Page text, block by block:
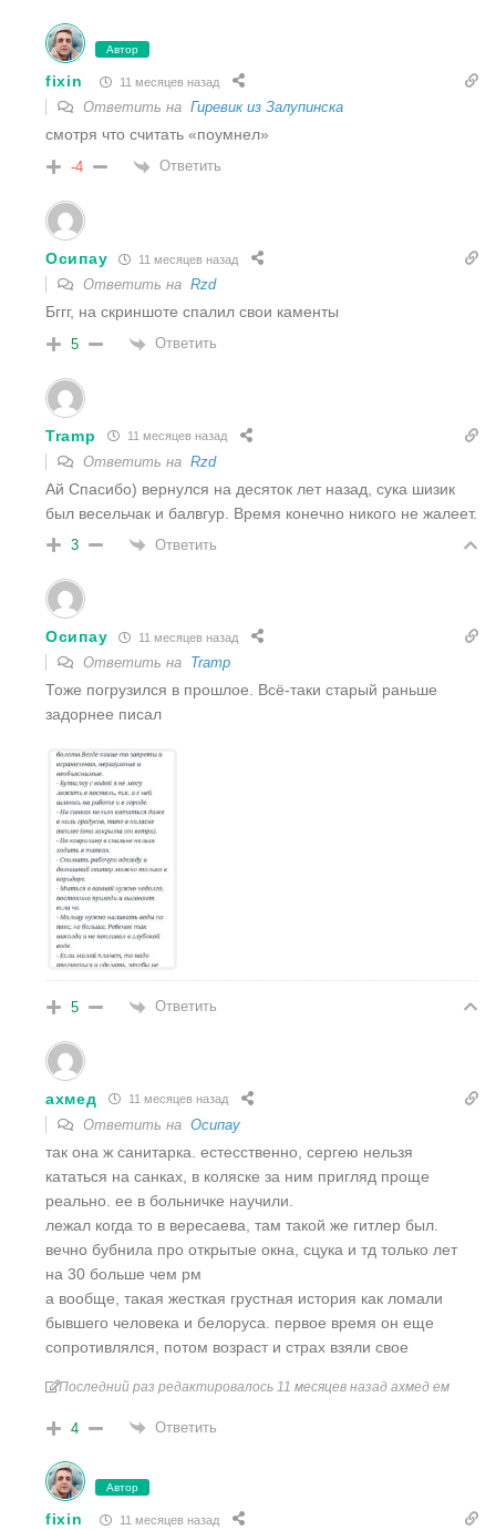
Автор
fixin 11 месяцев назад
Ответить на Гиревик из Залупинска
смотря что считать «поумнел»
-4 Ответить
Осипау 11 месяцев назад
Ответить на Rzd
Бггг, на скриншоте спалил свои каменты
5 Ответить
Tramp 11 месяцев назад
Ответить на Rzd
Ай Спасибо) вернулся на десяток лет назад, сука шизик
был весельчак и балвгур. Время конечно никого не жалеет.
3 Ответить
Осипау 11 месяцев назад
Ответить на Tramp
Тоже погрузился в прошлое. Всё-таки старый раньше
задорнее писал
5 Ответить
ахмед 11 месяцев назад
Ответить на Осипау
так она ж санитарка. естесственно, сергею нельзя
кататься на санках, в коляске за ним пригляд проще
реально. ее в больничке научили.
лежал когда то в вересаева, там такой же гитлер был.
вечно бубнила про открытые окна, сцука и тд только лет
на 30 больше чем рм
а вообще, такая жесткая грустная история как ломали
бывшего человека и белоруса. первое время он еще
сопротивлялся, потом возраст и страх взяли свое
Последний раз редактировалось 11 месяцев назад ахмед ем
4 Ответить
Автор
fixin 11 месяцев назад